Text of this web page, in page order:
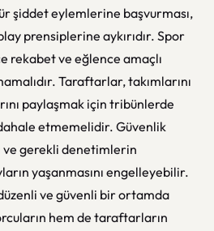
şiddet eylemlerine başvurması,
prensiplerine aykırıdır. Spor
rekabet ve eğlence amaçlı
Taraftarlar, takımlarını
paylaşmak için tribünlerde
etmemelidir. Güvenlik
ve gerekli denetimlerin
yaşanmasını engelleyebilir.
ve güvenli bir ortamda
hem de taraftarların